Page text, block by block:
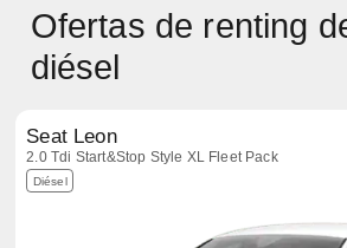
Ofertas de renting
diésel
Seat Leon
2.0 Tdi Start&Stop Style XL Fleet Pack
Diésel